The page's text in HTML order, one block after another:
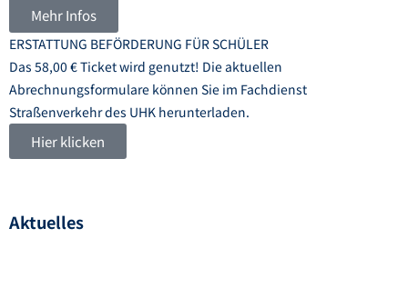
Mehr Infos
ERSTATTUNG BEFÖRDERUNG FÜR SCHÜLER
Das 58,00 € Ticket wird genutzt! Die aktuellen
Abrechnungsformulare können Sie im Fachdienst
Straßenverkehr des UHK herunterladen.
Hier klicken
Aktuelles